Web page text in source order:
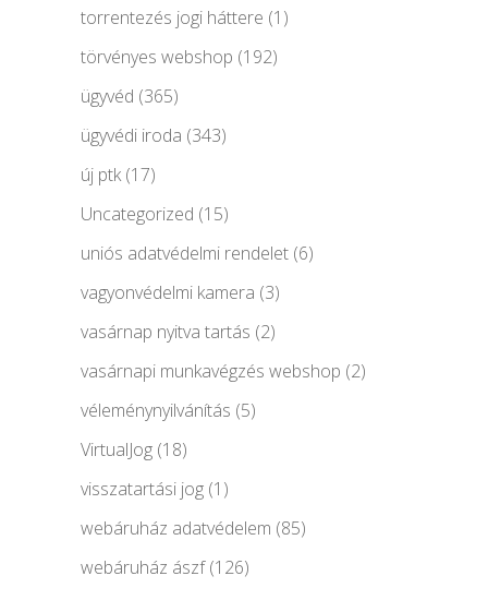
torrentezés jogi háttere (1)
törvényes webshop (192)
ügyvéd (365)
ügyvédi iroda (343)
új ptk(17)
Uncategorized (15)
uniós adatvédelmi rendelet (6)
vagyonvédelmi kamera (3)
vasárnap nyitva tartás (2)
vasárnapi munkavégzés webshop (2)
véleménynyilvánítás (5)
VirtualJog (18)
visszatartási jog (1)
webáruház adatvédelem (85)
webáruház ászf(126)